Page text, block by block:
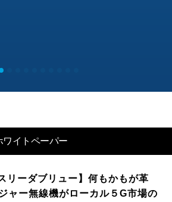
ワイトペーパー
リーダブリュー】何もかもが革
ャー無線機がローカル５G市場の